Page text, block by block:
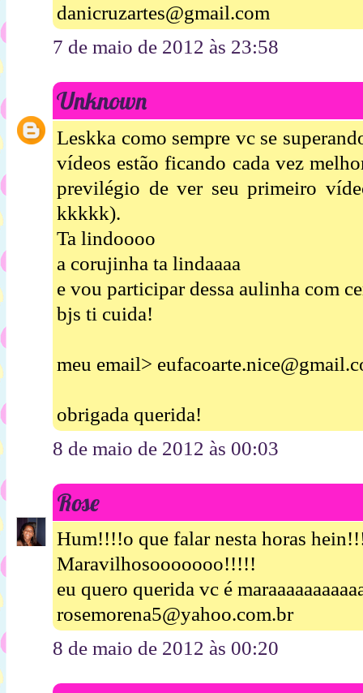
danicruzartes@gmail.com
7 de maio de 2012 às 23:58
Unknown
Leskka como sempre vc se
vídeos estão ficando cada vez
previlégio de ver seu primeiro
kkkkk).
Ta lindoooo
a corujinha ta lindaaaa
e vou participar dessa aulinha com
bjs ti cuida!
meu email>
obrigada querida!
8 de maio de 2012 às 00:03
Rose
Hum!!!!o que falar nesta horas
Maravilhosooooooo!!!!!
eu quero querida vc é
rosemorena5@yahoo.com.br
8 de maio de 2012 às 00:20